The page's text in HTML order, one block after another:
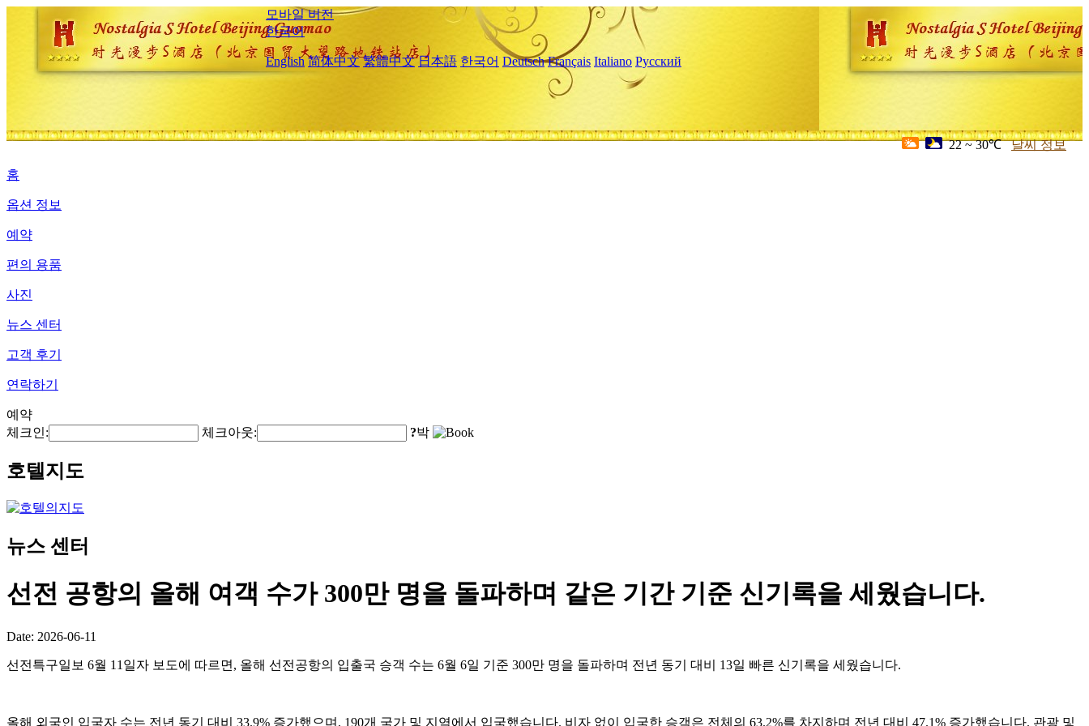
모바일 버전
한국어
English 简体中文 繁體中文 日本語 한국어 Deutsch Français Italiano Русский
22 ~ 30℃ 날씨 정보
홈
옵션 정보
예약
편의 용품
사진
뉴스 센터
고객 후기
연락하기
예약
체크인:
체크아웃: ?박
호텔지도
뉴스 센터
선전 공항의 올해 여객 수가 300만 명을 돌파하며 같은 기간 기준 신기록을 세웠습니다.
Date: 2026-06-11
선전특구일보 6월 11일자 보도에 따르면, 올해 선전공항의 입출국 승객 수는 6월 6일 기준 300만 명을 돌파하며 전년 동기 대비 13일 빠른 신기록을 세웠습니다.
올해 외국인 입국자 수는 전년 동기 대비 33.9% 증가했으며, 190개 국가 및 지역에서 입국했습니다. 비자 없이 입국한 승객은 전체의 63.2%를 차지하며 전년 대비 47.1% 증가했습니다. 관광 및